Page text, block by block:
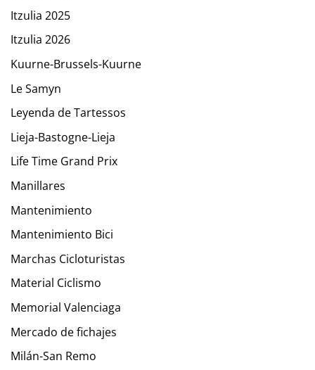
Itzulia 2025
Itzulia 2026
Kuurne-Brussels-Kuurne
Le Samyn
Leyenda de Tartessos
Lieja-Bastogne-Lieja
Life Time Grand Prix
Manillares
Mantenimiento
Mantenimiento Bici
Marchas Cicloturistas
Material Ciclismo
Memorial Valenciaga
Mercado de fichajes
Milán-San Remo